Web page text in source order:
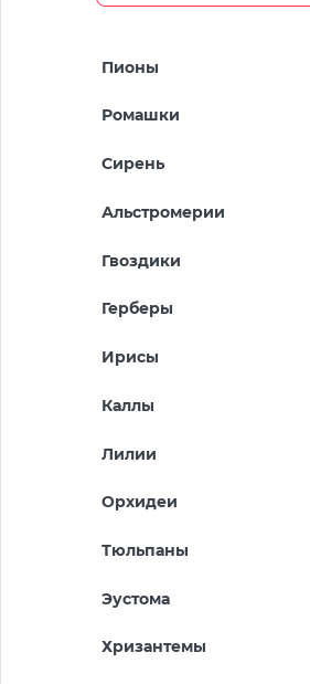
Пионы
Ромашки
Сирень
Альстромерии
Гвоздики
Герберы
Ирисы
Каллы
Лилии
Орхидеи
Тюльпаны
Эустома
Хризантемы